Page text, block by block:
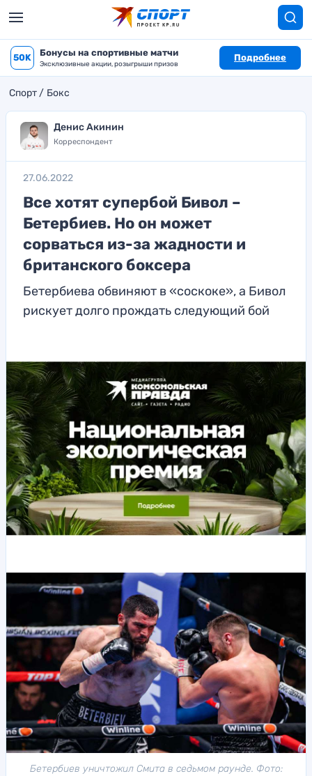
50K Бонусы на спортивные матчи
Эксклюзивные акции, розыгрыши призов
Подробнее
Спорт Бокс
Денис Акинин
Корреспондент
27.06.2022
Все хотят супербой Бивол –
Бетербиев. Но он может
сорваться из-за жадности и
британского боксера
Бетербиева обвиняют в «соскоке», а Бивол
рискует долго прождать следующий бой
Бетербиев уничтожил Смита в седьмом раунде. Фото: